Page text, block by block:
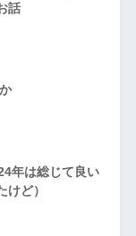
話
年は総じて良い
ど）